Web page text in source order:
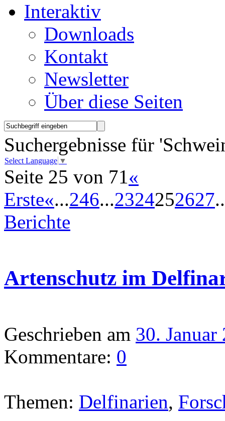
Interaktiv
Downloads
Kontakt
Newsletter
Über diese Seiten
Suchergebnisse für
Select Language ▼
Seite 25 von 71«
Erste«...246...2324252627
Berichte
Artenschutz im
Geschrieben am 30. Januar
Kommentare: 0
Themen: Delfinarien,